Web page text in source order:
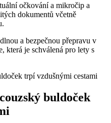
očkování a mikročip a
dokumentů včetně
a bezpečnou přepravu v
která je schválená pro lety s
buldoček